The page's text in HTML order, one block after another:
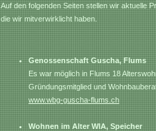
Auf den folgenden Seiten stellen wir aktuelle
die wir mitverwirklicht haben.
Genossenschaft Guscha, Flums
Es war möglich in Flums 18
Gründungsmitglied und
www.wbg-guscha-flums.ch
Wohnen im Alter WIA, Speicher